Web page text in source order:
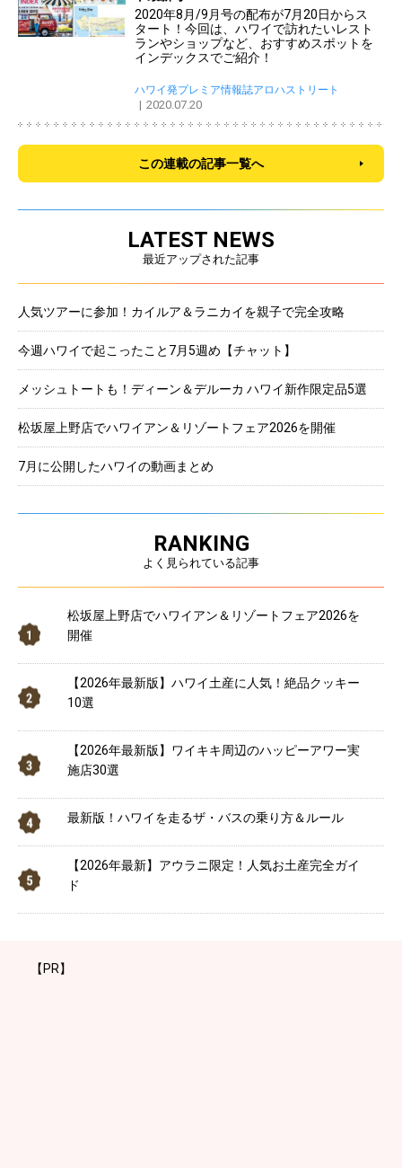
2020年8月/9月号の配布が7月20日からス
タート！今回は、ハワイで訪れたいレスト
ランやショップなど、おすすめスポットを
インデックスでご紹介！
ハワイ発プレミア情報誌アロハストリート
2020.07.20
この連載の記事一覧へ
LATEST NEWS
最近アップされた記事
人気ツアーに参加！カイルア＆ラニカイを親子で完全攻略
今週ハワイで起こったこと7月5週め【チャット】
メッシュトートも！ディーン＆デルーカ ハワイ新作限定品5選
松坂屋上野店でハワイアン＆リゾートフェア2026を開催
7月に公開したハワイの動画まとめ
RANKING
よく見られている記事
松坂屋上野店でハワイアン＆リゾートフェア2026を
開催
【2026年最新版】ハワイ土産に人気！絶品クッキー
10選
【2026年最新版】ワイキキ周辺のハッピーアワー実
施店30選
最新版！ハワイを走るザ・バスの乗り方＆ルール
【2026年最新】アウラニ限定！人気お土産完全ガイ
ド
【PR】